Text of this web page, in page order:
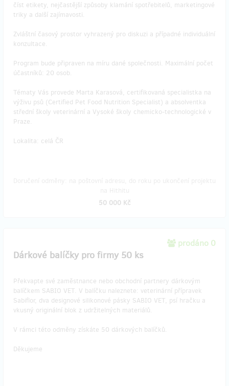
číst etikety, nejčastější způsoby klamání spotřebitelů, marketingové
triky a další zajímavosti.
Zvláštní časový prostor vyhrazený pro diskuzi a případné individuální
konzultace.
Program bude připraven na míru dané společnosti. Maximální počet
účastníků: 20 osob.
Tématy Vás provede Marta Karasová, certifikovaná specialistka na
výživu psů (Certified Pet Food Nutrition Specialist) a absolventka
střední školy veterinární a Vysoké školy chemicko-technologické v
Praze.
Lokalita: celá ČR
50 000 Kč
prodáno 0
Dárkové balíčky pro firmy 50 ks
Překvapte své zaměstnance nebo obchodní partnery dárkovým
balíčkem SABIO VET. V balíčku naleznete: veterinární přípravek
Sabiflor, dva designové silikonové pásky SABIO VET, psí hračku a
vkusný originální blok z udržitelných materiálů.
V rámci této odměny získáte 50 dárkových balíčků.
Děkujeme